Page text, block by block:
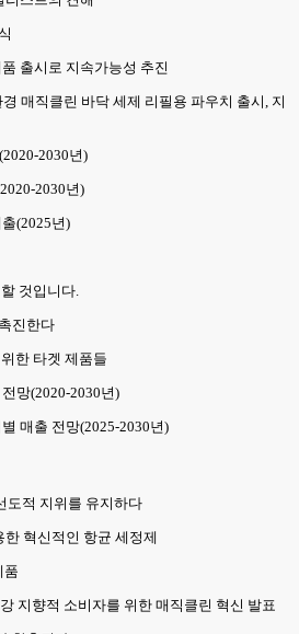
출시로 지속가능성 추진
매직클린 바닥 세제 리필용 파우치 출시, 지
2030년)
2030년)
(2025년)
것입니다.
진한다
한 타겟 제품들
망(2020-2030년)
매출 전망(2025-2030년)
도적 지위를 유지하다
혁신적인 항균 세정제
품
지향적 소비자를 위한 매직클린 혁신 발표